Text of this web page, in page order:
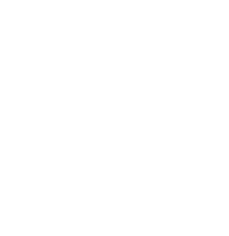
Motorboote und moderne Technologien ersetzt
und Funktionen des
Form.
zu historischen Zwecken oder als Museen